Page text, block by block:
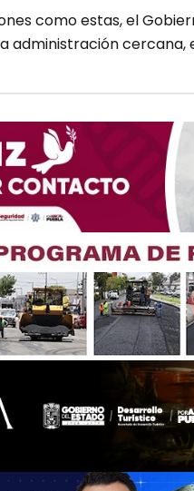
como estas, el
administración cercana,